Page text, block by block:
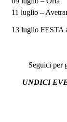
11 luglio –
13 luglio FESTA
Seguici per
UNDICI